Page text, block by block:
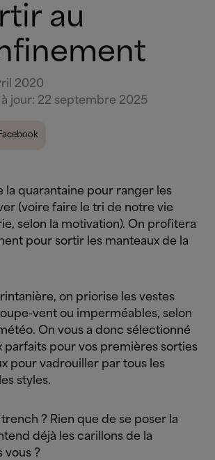
au
2020
jour: 22 septembre 2025
la quarantaine pour ranger les
(voire faire le tri de notre vie
selon la motivation). On profitera
pour sortir les manteaux de la
on priorise les vestes
vent ou imperméables, selon
On vous a donc sélectionné
parfaits pour vos premières sorties
pour vadrouiller par tous les
styles.
? Rien que de se poser la
déjà les carillons de la
vous ?